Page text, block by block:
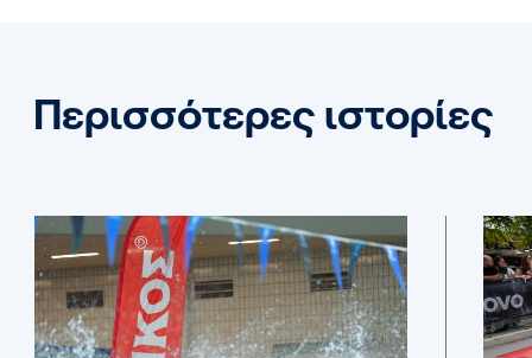
Περισσότερες ιστορίες